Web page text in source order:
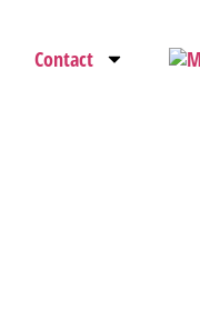
Contact